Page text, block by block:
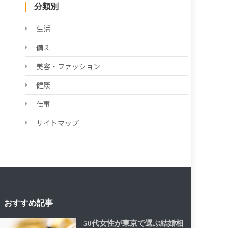
分類別
生活
備え
美容・ファッション
健康
仕事
サイトマップ
おすすめ記事
50代女性が東京で選ぶ結婚相